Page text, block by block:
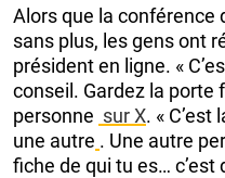
Alors que la conférence
sans plus, les gens ont
président en ligne. «
conseil. Gardez la porte
personne sur X. «
une autre . Une autre
fiche de qui tu es… c’est